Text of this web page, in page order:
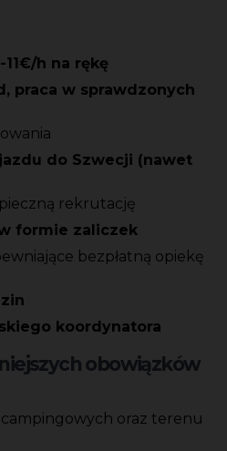
11€/h na rękę
praca w sprawdzonych
do Szwecji (nawet
rekrutację
formie zaliczek
bezpłatną opiekę
koordynatora
obowiązków
oraz terenu